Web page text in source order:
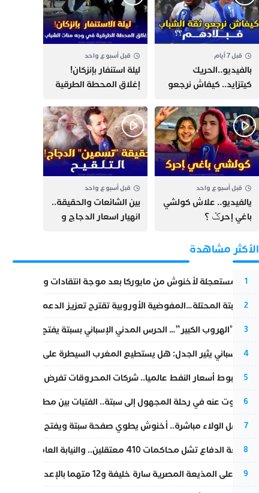
قبل 7 أيام
بالفيديو..الحريك
كيتزايد.. كيفاش نرجعو
قبل أسبوع واحد
​ليلة استنفار بإنزكان!
إغلاق المحطة الطرقية
اللحاق بـ”هروب سبتة”
قبل أسبوع واحد
يالفيديو.. علاش كولشي
باغي إحرݣ ؟
قبل أسبوع واحد
بين الشائعات والحقيقة..
انهيار اسعار الدجاج و
الأكثر مشاهدة
1
عودة مستعجلة لأخنوش من مايوركا بعد موجة انتقادات واسعة
2
أزمة سبتة المحتلة…المفوضية الأوروبية تقترح تعزيز الدعم المالي
3
عملية “الهروب الكبير”… الحرس المدني الإسباني بسبتة يفتح قناة
4
تقرير إسباني يثير الجدل: هل يستطيع المغرب السيطرة على سبتة
5
رغم هبوط أسعار النفط عالميا.. شركات المحروقات تفرض زيادة
6
المسكوت عنه في رحلة المجهول إلى سبتة.. الفتيات بين مطرقة البحر
7
بعد حفل الولاء مباشرة.. أخنوش يطوي صفحة سبتة ويفتح ملف
8
مقاطعة الدفاع تشل محاكمات 410 معتقلين.. والنيابة العامة تبحث عن حل قانوني
9
الحكم على المذيعة المصرية سارة خليفة و12 متهما بالإعدام في قضية هزت بلاد الفراعنة